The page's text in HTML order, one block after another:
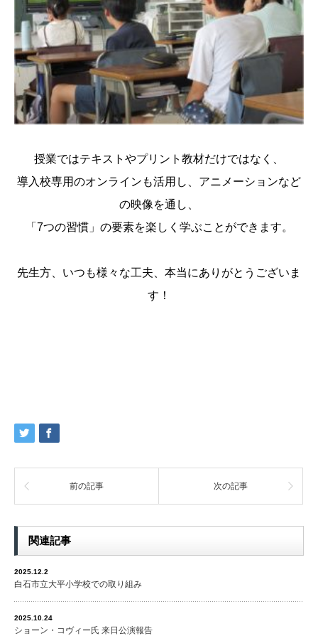
授業ではテキストやプリント教材だけではなく、
導入校専用のオンラインも活用し、アニメーションなど
の映像を通し、
「7つの習慣」の要素を楽しく学ぶことができます。
先生方、いつも様々な工夫、本当にありがとうございま
す！
前の記事 次の記事
関連記事
2025.12.2
白石市立大平小学校での取り組み
2025.10.24
ショーン・コヴィー氏 来日公演報告